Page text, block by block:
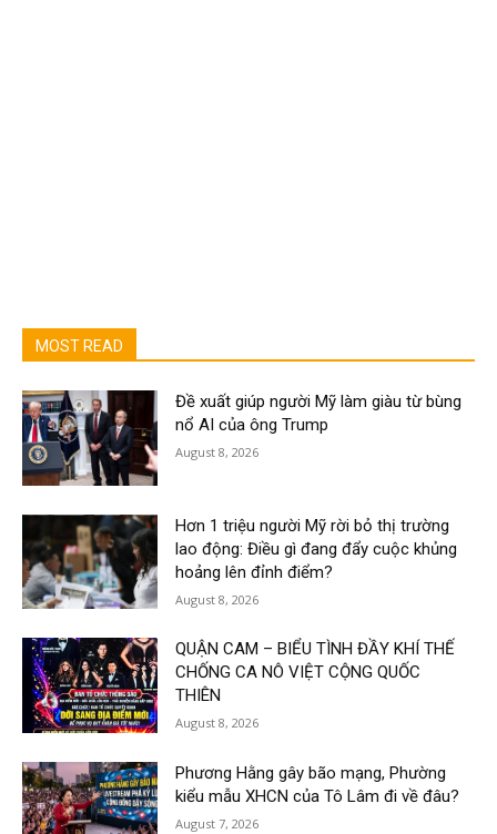
MOST READ
Đề xuất giúp người Mỹ làm giàu từ bùng
nổ AI của ông Trump
August 8, 2026
Hơn 1 triệu người Mỹ rời bỏ thị trường
lao động: Điều gì đang đẩy cuộc khủng
hoảng lên đỉnh điểm?
August 8, 2026
QUẬN CAM – BIỂU TÌNH ĐẦY KHÍ THẾ
CHỐNG CA NÔ VIỆT CỘNG QUỐC
THIÊN
August 8, 2026
Phương Hằng gây bão mạng, Phường
kiểu mẫu XHCN của Tô Lâm đi về đâu?
August 7, 2026